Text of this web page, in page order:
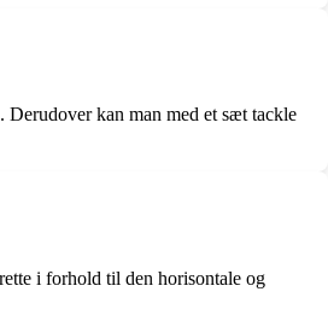
kan man med et sæt tackle
i forhold til den horisontale og